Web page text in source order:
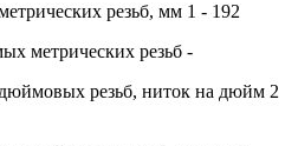
резьб, мм 1 - 192
метрических резьб -
резьб, ниток на дюйм 2